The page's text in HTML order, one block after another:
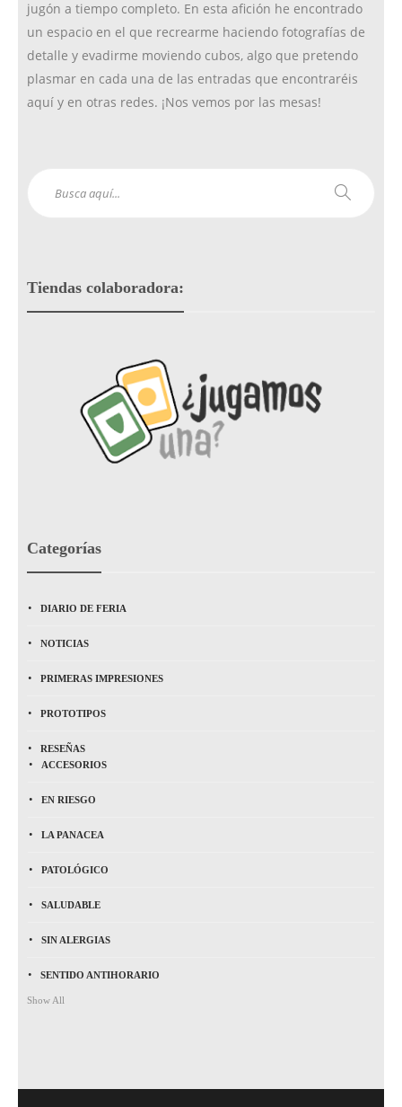
m
jugón a tiempo completo. En esta afición he encontrado
un espacio en el que recrearme haciendo fotografías de
detalle y evadirme moviendo cubos, algo que pretendo
plasmar en cada una de las entradas que encontraréis
aquí y en otras redes. ¡Nos vemos por las mesas!
Tiendas colaboradora:
Categorías
DIARIO DE FERIA
NOTICIAS
PRIMERAS IMPRESIONES
PROTOTIPOS
RESEÑAS
ACCESORIOS
EN RIESGO
LA PANACEA
PATOLÓGICO
SALUDABLE
SIN ALERGIAS
SENTIDO ANTIHORARIO
Show All